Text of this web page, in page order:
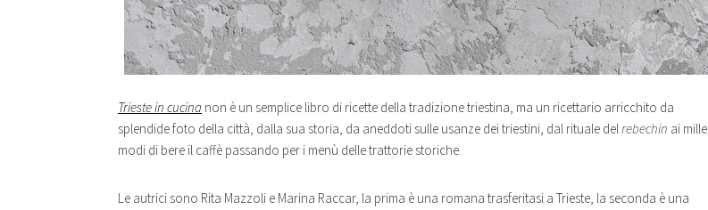
Trieste in cucina non è un semplice libro di ricette della tradizione triestina, ma un ricettario arricchito da
splendide foto della città, dalla sua storia, da aneddoti sulle usanze dei triestini, dal rituale delrebechin ai mille
modi di bere il caffè passando per i menù delle trattorie storiche.
Le autrici sono Rita Mazzoli e Marina Raccar, la prima è una romana trasferitasi a Trieste, la seconda è una